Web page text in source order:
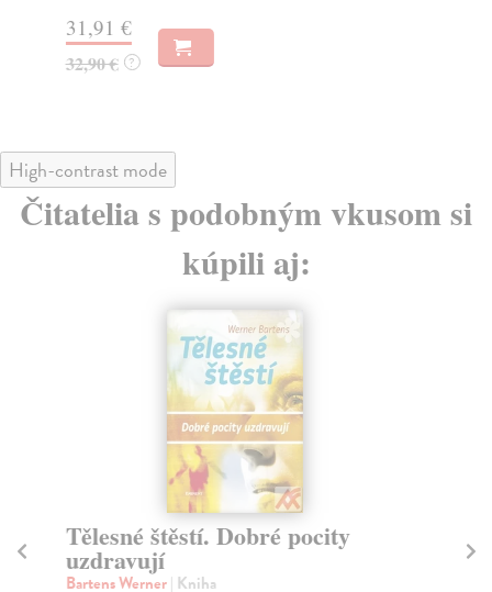
31,91 €
32,90 € ?
High-contrast mode
Čitatelia s podobným vkusom si
kúpili aj:
Tělesné štěstí. Dobré pocity
uzdravují
Bartens Werner| Kniha